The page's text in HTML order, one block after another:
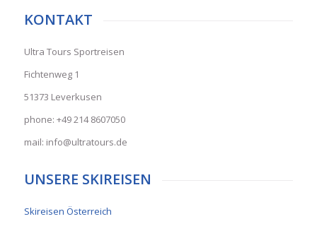
KONTAKT
Ultra Tours Sportreisen
Fichtenweg 1
51373 Leverkusen
phone: +49 214 8607050
mail: info@ultratours.de
UNSERE SKIREISEN
Skireisen Österreich